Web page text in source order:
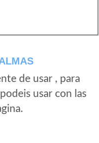
de usar , para
usar con las